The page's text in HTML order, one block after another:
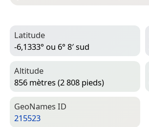
Latitude
-6,1333° ou 6° 8′ sud
Altitude
856 mètres (2 808 pieds)
Geo­Names ID
215523